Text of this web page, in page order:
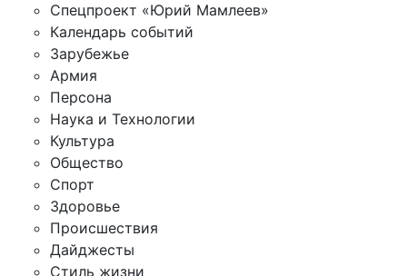
Спецпроект «Юрий Мамлеев»
Календарь событий
Зарубежье
Армия
Персона
Наука и Технологии
Культура
Общество
Спорт
Здоровье
Происшествия
Дайджесты
Стиль жизни